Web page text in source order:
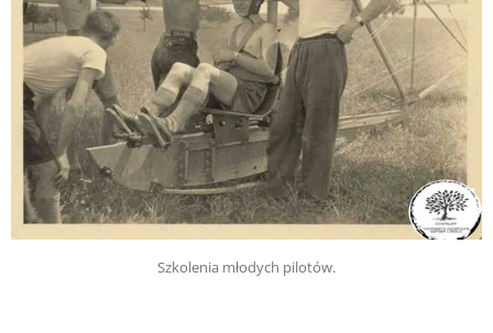
Szkolenia młodych pilotów.